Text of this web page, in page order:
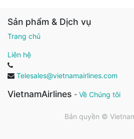
Sản phẩm & Dịch vụ
Trang chủ
Liên hệ
Telesales@vietnamairlines.com
VietnamAirlines - Về Chúng tôi
Bản quyền ©